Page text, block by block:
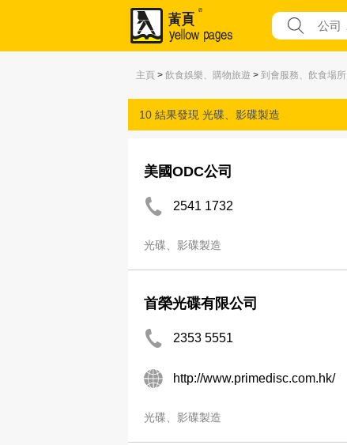
主頁 > 飲食娛樂、購物旅遊 > 到會服務、飲食場所
10 結果發現 光碟、影碟製造
美國ODC公司
2541 1732
光碟、影碟製造
首榮光碟有限公司
2353 5551
http://www.primedisc.com.hk/
光碟、影碟製造